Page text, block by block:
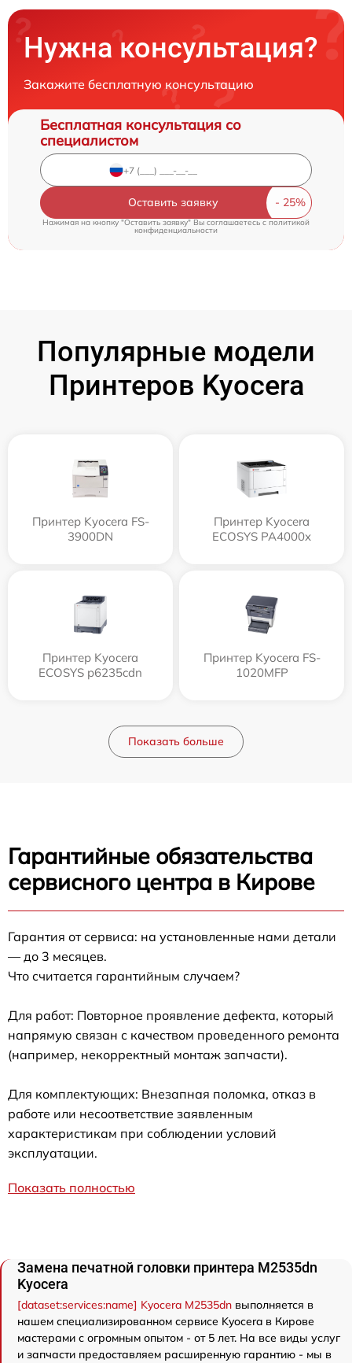
Нужна консультация?
Закажите бесплатную консультацию
Бесплатная консультация со
специалистом
Оставить заявку
Нажимая на кнопку "Оставить заявку" Вы соглашаетесь c политикой
конфиденциальности
Популярные модели
Принтеров Kyocera
Принтер Kyocera FS-
3900DN
Принтер Kyocera
ECOSYS PA4000x
Принтер Kyocera
ECOSYS p6235cdn
Принтер Kyocera FS-
1020MFP
Показать больше
Гарантийные обязательства
сервисного центра в Кирове
Гарантия от сервиса: на установленные нами детали
— до 3 месяцев.
Что считается гарантийным случаем?
Для работ: Повторное проявление дефекта, который
напрямую связан с качеством проведенного ремонта
(например, некорректный монтаж запчасти).
Для комплектующих: Внезапная поломка, отказ в
работе или несоответствие заявленным
характеристикам при соблюдении условий
эксплуатации.
Показать полностью
Замена печатной головки принтера M2535dn
Kyocera
[dataset:services:name] Kyocera M2535dn выполняется в
нашем специализированном сервисе Kyocera в Кирове
мастерами с огромным опытом - от 5 лет. На все виды услуг
и запчасти предоставляем расширенную гарантию - мы в